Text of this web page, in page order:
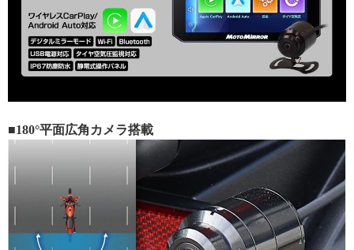
■180°平面広角カメラ搭載